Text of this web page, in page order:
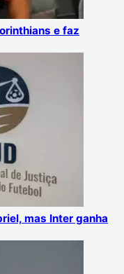
e faz
mas Inter ganha